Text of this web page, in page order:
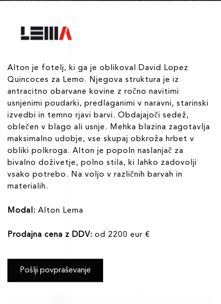
Alton je fotelj, ki ga je oblikoval David Lopez
Quincoces za Lemo. Njegova struktura je iz
antracitno obarvane kovine z ročno navitimi
usnjenimi poudarki, predlaganimi v naravni, starinski
izvedbi in temno rjavi barvi. Obdajajoči sedež,
oblečen v blago ali usnje. Mehka blazina zagotavlja
maksimalno udobje, vse skupaj obkroža hrbet v
obliki polkroga. Alton je popoln naslanjač za
bivalno doživetje, polno stila, ki lahko zadovolji
vsako potrebo. Na voljo v različnih barvah in
materialih.
Modal: Alton Lema
Prodajna cena z DDV: od 2200 eur €
Pošlji povpraševanje